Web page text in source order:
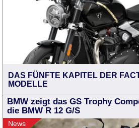
DAS FÜNFTE KAPITEL DER
MODELLE
BMW zeigt das GS Trophy
die BMW R 12 G/S
News